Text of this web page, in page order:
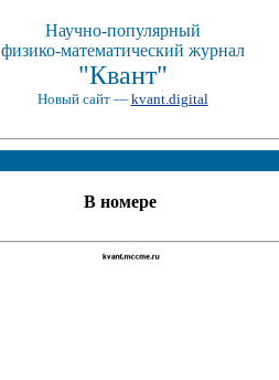
Научно-популярный
физико-математический журнал
"Квант"
Новый сайт — kvant.digital
В номере